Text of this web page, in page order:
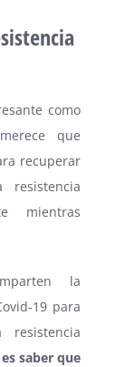
como
que
recuperar
mientras
la
19 para
saber que